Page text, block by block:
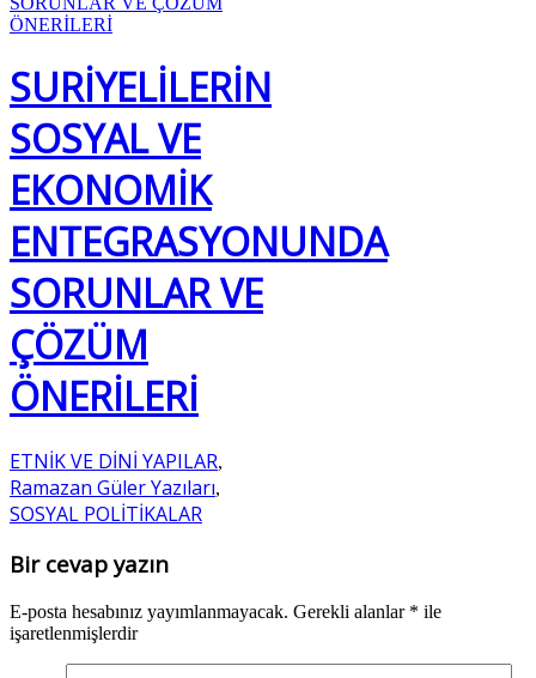
SURİYELİLERİN
SOSYAL VE
EKONOMİK
ENTEGRASYONUNDA
SORUNLAR VE
ÇÖZÜM
ÖNERİLERİ
ETNİK VE DİNİ YAPILAR,
Ramazan Güler Yazıları,
SOSYAL POLİTİKALAR
Bir cevap yazın
E-posta hesabınız yayımlanmayacak. Gerekli alanlar * ile
işaretlenmişlerdir